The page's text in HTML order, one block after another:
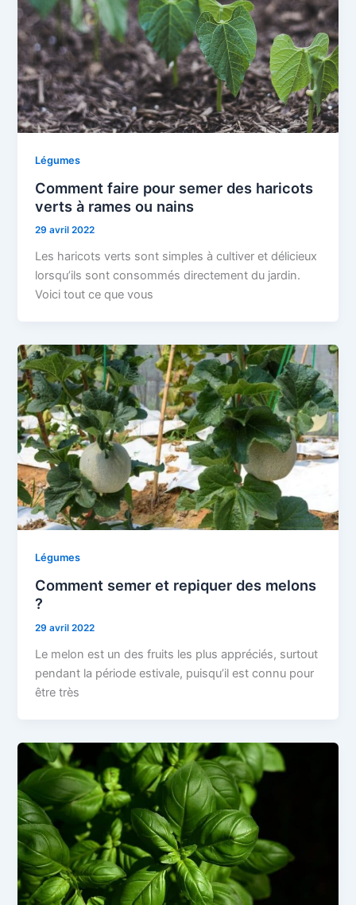
Légumes
Comment faire pour semer des haricots
verts à rames ou nains
29 avril 2022
Les haricots verts sont simples à cultiver et délicieux
lorsqu’ils sont consommés directement du jardin.
Voici tout ce que vous
Légumes
Comment semer et repiquer des melons
?
29 avril 2022
Le melon est un des fruits les plus appréciés, surtout
pendant la période estivale, puisqu’il est connu pour
être très